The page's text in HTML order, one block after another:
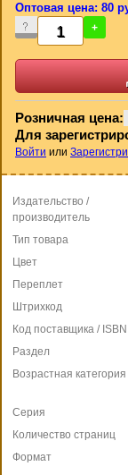
Оптовая цена: 80
- +
Розничная цена:
Для
Войти или
Издательство /
производитель
Тип товара
Цвет
Переплет
Штрихкод
Код поставщика / ISBN
Раздел
Возрастная категория
Серия
Количество страниц
Формат